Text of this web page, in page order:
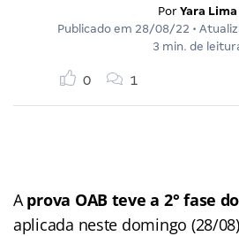
Por Yara Lima
Publicado em 28/08/22 •
3 min. de
0 1
Aprova OAB teve a 2° fase
aplicada neste domingo (28/